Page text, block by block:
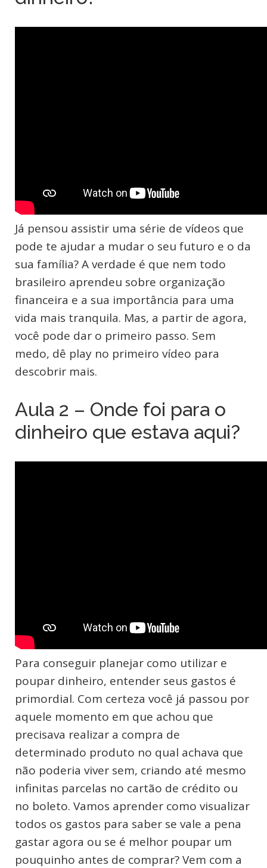
Já pensou assistir uma série de vídeos que
pode te ajudar a mudar o seu futuro e o da
sua família? A verdade é que nem todo
brasileiro aprendeu sobre organização
financeira e a sua importância para uma
vida mais tranquila. Mas, a partir de agora,
você pode dar o primeiro passo. Sem
medo, dê play no primeiro vídeo para
descobrir mais.
Aula 2 – Onde foi para o
dinheiro que estava aqui?
Para conseguir planejar como utilizar e
poupar dinheiro, entender seus gastos é
primordial. Com certeza você já passou por
aquele momento em que achou que
precisava realizar a compra de
determinado produto no qual achava que
não poderia viver sem, criando até mesmo
infinitas parcelas no cartão de crédito ou
no boleto. Vamos aprender como visualizar
todos os gastos para saber se vale a pena
gastar agora ou se é melhor poupar um
pouquinho antes de comprar? Vem com a